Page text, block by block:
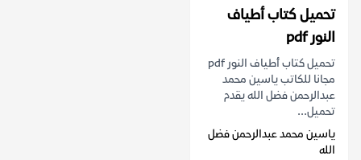
تحميل كتاب أطياف
النور pdf
تحميل كتاب أطياف النور pdf
مجانا للكاتب ياسين محمد
عبدالرحمن فضل الله يقدم
تحميل...
ياسين محمد عبدالرحمن فضل
الله